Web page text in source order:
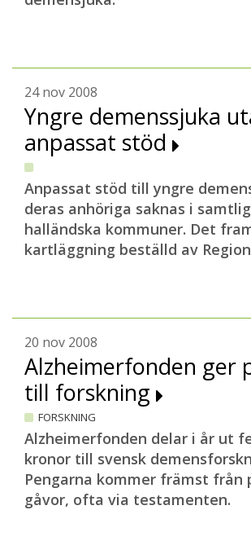
24 nov 2008
Yngre demenssjuka
anpassat stöd
Anpassat stöd till yngre
deras anhöriga saknas i
halländska kommuner. Det
kartläggning beställd av
20 nov 2008
Alzheimerfonden ger
till forskning
FORSKNING
Alzheimerfonden delar i år ut
kronor till svensk
Pengarna kommer främst från
gåvor, ofta via testamenten.